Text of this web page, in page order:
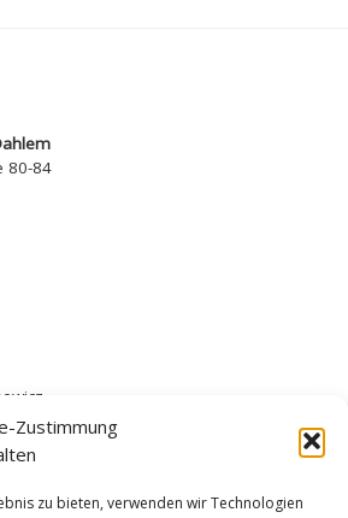
Zustimmung
zu bieten, verwenden wir Technologien
80-84